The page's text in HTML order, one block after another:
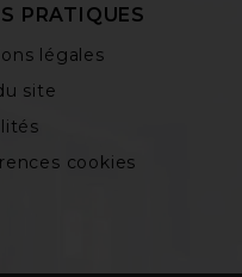
PRATIQUES
légales
site
cookies